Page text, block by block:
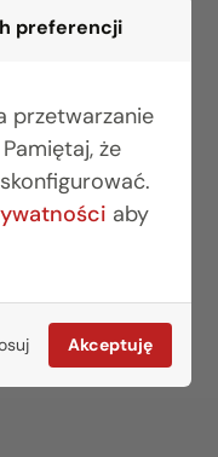
preferencji
przetwarzanie
że
aby
Akceptuję